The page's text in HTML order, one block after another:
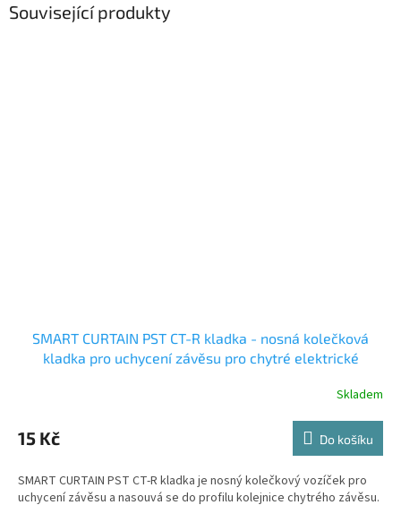
Související produkty
SMART CURTAIN PST CT-R kladka - nosná kolečková
kladka pro uchycení závěsu pro chytré elektrické
Skladem
15 Kč Do košíku
SMART CURTAIN PST CT-R kladka je nosný kolečkový vozíček pro
uchycení závěsu a nasouvá se do profilu kolejnice chytrého závěsu.